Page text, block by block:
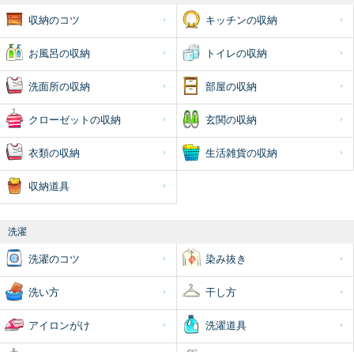
収納のコツ キッチンの収納
お風呂の収納 トイレの収納
洗面所の収納 部屋の収納
クローゼットの収納 玄関の収納
衣類の収納 生活雑貨の収納
収納道具
洗濯
洗濯のコツ 染み抜き
洗い方 干し方
アイロンがけ 洗濯道具